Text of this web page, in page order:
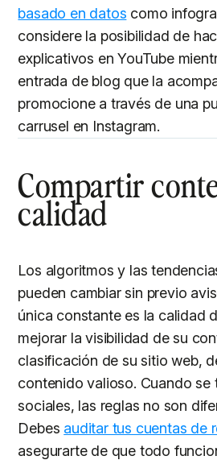
basado en datos como
considere la posibilidad de
explicativos en YouTube
entrada de blog que la
promocione a través de una
carrusel en Instagram.
Compartir
calidad
Los algoritmos y las
pueden cambiar sin previo
única constante es la calidad
mejorar la visibilidad de su
clasificación de su sitio web,
contenido valioso. Cuando se
sociales, las reglas no son
Debes auditar tus cuentas de
asegurarte de que todo